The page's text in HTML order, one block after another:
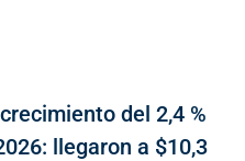
del 2,4 %
llegaron a $10,3